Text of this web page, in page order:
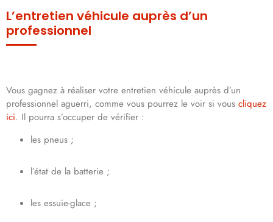
L’entretien véhicule auprès d’un
professionnel
Vous gagnez à réaliser votre entretien véhicule auprès d’un
professionnel aguerri, comme vous pourrez le voir si vous cliquez
ici. Il pourra s’occuper de vérifier :
les pneus ;
l’état de la batterie ;
les essuie-glace ;